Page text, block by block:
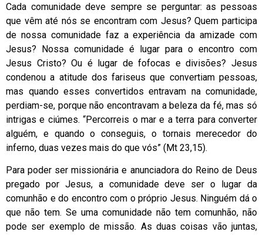
Cada comunidade deve sempre se perguntar: as pessoas
que vêm até nós se encontram com Jesus? Quem participa
de nossa comunidade faz a experiência da amizade com
Jesus? Nossa comunidade é lugar para o encontro com
Jesus Cristo? Ou é lugar de fofocas e divisões? Jesus
condenou a atitude dos fariseus que convertiam pessoas,
mas quando esses convertidos entravam na comunidade,
perdiam-se, porque não encontravam a beleza da fé, mas só
intrigas e ciúmes. “Percorreis o mar e a terra para converter
alguém, e quando o conseguis, o tornais merecedor do
inferno, duas vezes mais do que vós” (Mt 23,15).
Para poder ser missionária e anunciadora do Reino de Deus
pregado por Jesus, a comunidade deve ser o lugar da
comunhão e do encontro com o próprio Jesus. Ninguém dá o
que não tem. Se uma comunidade não tem comunhão, não
pode ser exemplo de missão. As duas coisas vão juntas,